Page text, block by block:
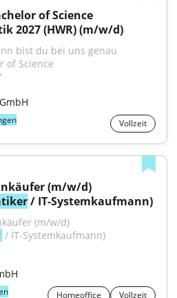
of Science
2027 (HWR) (m/w/d)
bist du bei uns genau
Vollzeit
(m/w/d)
/ IT-Systemkaufmann)
(m/w/d)
/ IT-Systemkaufmann)
Homeoffice Vollzeit